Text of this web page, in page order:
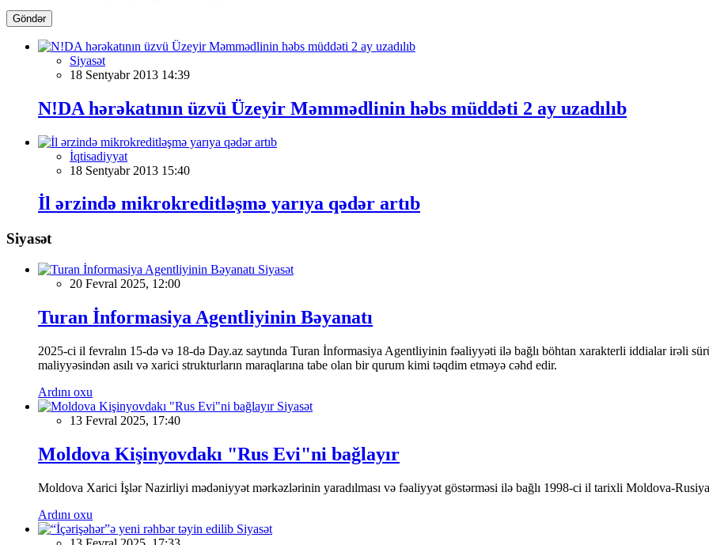
Göndər
Siyasət
18 Sentyabr 2013 14:39
N!DA hərəkatının üzvü Üzeyir Məmmədlinin həbs müddəti 2 ay uzadılıb
İqtisadiyyat
18 Sentyabr 2013 15:40
İl ərzində mikrokreditləşmə yarıya qədər artıb
Siyasət
Siyasət
20 Fevral 2025, 12:00
Turan İnformasiya Agentliyinin Bəyanatı
2025-ci il fevralın 15-də və 18-də Day.az saytında Turan İnformasiya Agentliyinin fəaliyyəti ilə bağlı böhtan xarakterli iddialar irəli
maliyyəsindən asılı və xarici strukturların maraqlarına tabe olan bir qurum kimi təqdim etməyə cəhd edir.
Ardını oxu
Siyasət
13 Fevral 2025, 17:40
Moldova Kişinyovdakı "Rus Evi"ni bağlayır
Moldova Xarici İşlər Nazirliyi mədəniyyət mərkəzlərinin yaradılması və fəaliyyət göstərməsi ilə bağlı 1998-ci il tarixli Moldova-
Ardını oxu
Siyasət